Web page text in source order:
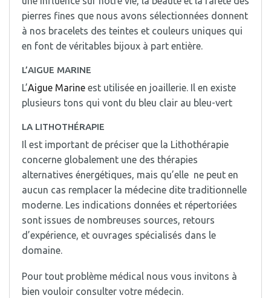
pierres fines que nous avons sélectionnées donnent
à nos bracelets des teintes et couleurs uniques qui
en font de véritables bijoux à part entière.
L’AIGUE MARINE
L’Aigue Marine est utilisée en joaillerie. Il en existe
plusieurs tons qui vont du bleu clair au bleu-vert
LA LITHOTHÉRAPIE
Il est important de préciser que la Lithothérapie
concerne globalement une des thérapies
alternatives énergétiques, mais qu’elle ne peut en
aucun cas remplacer la médecine dite traditionnelle
moderne. Les indications données et répertoriées
sont issues de nombreuses sources, retours
d’expérience, et ouvrages spécialisés dans le
domaine.
Pour tout problème médical nous vous invitons à
bien vouloir consulter votre médecin.